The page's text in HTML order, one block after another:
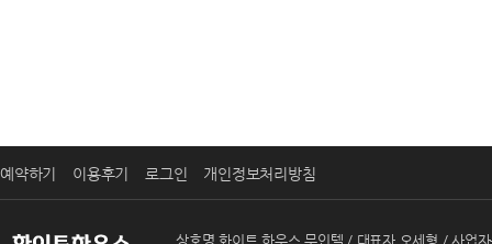
예약하기 이용후기 로그인 개인정보처리방침
상호명 화이트 하우스 무인텔 / 대표자 오세형 / 사